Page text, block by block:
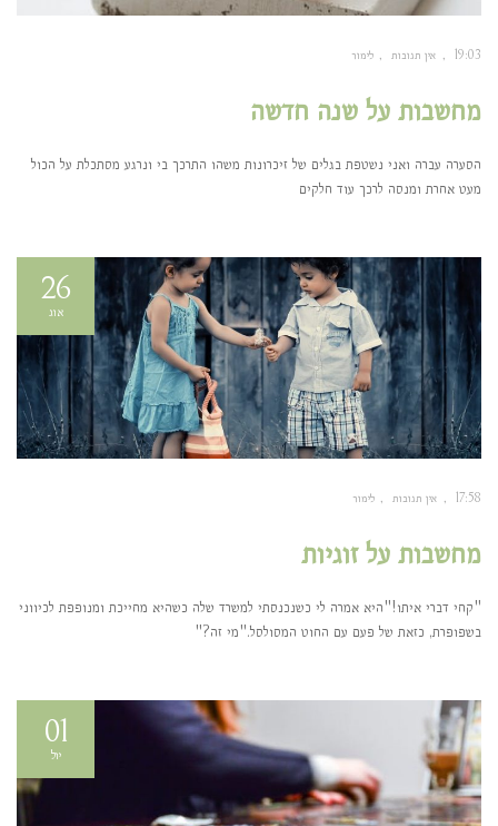
19:03 אין תגובות לימור
מחשבות על שנה חדשה
הסערה עברה ואני נשטפת בגלים של זיכרונות משהו התרכך בי ונרגע מסתכלת על הכול
מעט אחרת ומנסה לרכך עוד חלקים
26
אוג
17:58 אין תגובות לימור
מחשבות על זוגיות
"קחי דברי איתו!"היא אמרה לי כשנכנסתי למשרד שלה כשהיא מחייכת ומנופפת לכיווני
בשפופרת, כזאת של פעם עם החוט המסולסל."מי זה?"
01
יול